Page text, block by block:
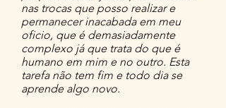
nas trocas que posso realizar e
permanecer inacabada em meu
oficio, que é demasiadamente
complexo já que trata do que é
humano em mim e no outro. Esta
tarefa não tem fim e todo dia se
aprende algo novo.